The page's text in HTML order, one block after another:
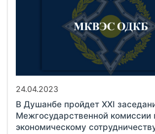
24.04.2023
В Душанбе пройдет XXI
Межгосударственной комиссии
экономическому